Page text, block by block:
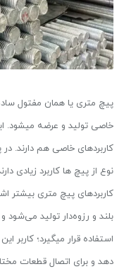
پیچ متری یا همان مفتول
خاصی تولید و عرضه میشود.
کاربردهای خاصی هم دارند.
نوع از پیچ ها کاربرد زیادی
کاربردهای پیچ متری بیشتر
بلند و رزوه‌دار تولید می‌شود
استفاده قرار میگیرد؛ کاربر
دهد و برای اتصال قطعات